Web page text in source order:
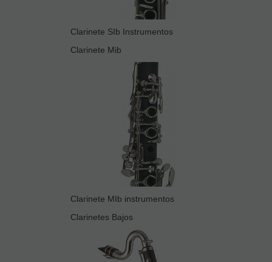
Clarinete SIb Instrumentos
Clarinete Mib
Clarinete MIb instrumentos
Clarinetes Bajos